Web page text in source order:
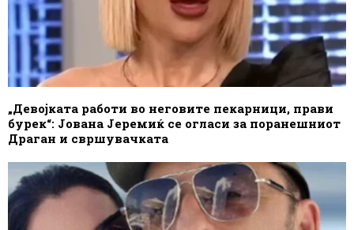
„Девојката работи во неговите пекарници, прави
бурек“: Јована Јеремиќ се огласи за поранешниот
Драган и свршувачката